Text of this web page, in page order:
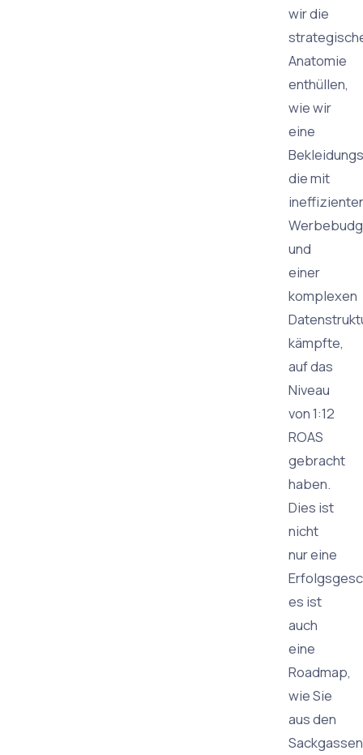
wir die
Anatomie
enthüllen,
wie wir
eine
die mit
und
einer
komplexen
kämpfte,
auf das
Niveau
von 1:12
ROAS
gebracht
haben.
Dies ist
nicht
nur eine
es ist
auch
eine
Roadmap,
wie Sie
aus den
Sackgassen